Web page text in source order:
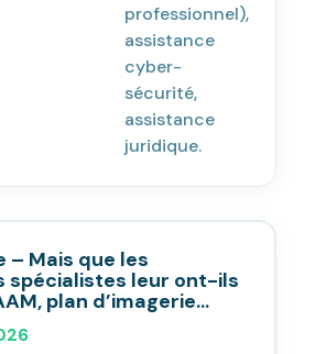
professionnel),
assistance
cyber-
sécurité,
assistance
juridique.
– Mais que les
spécialistes leur ont-ils
plan d’imagerie…